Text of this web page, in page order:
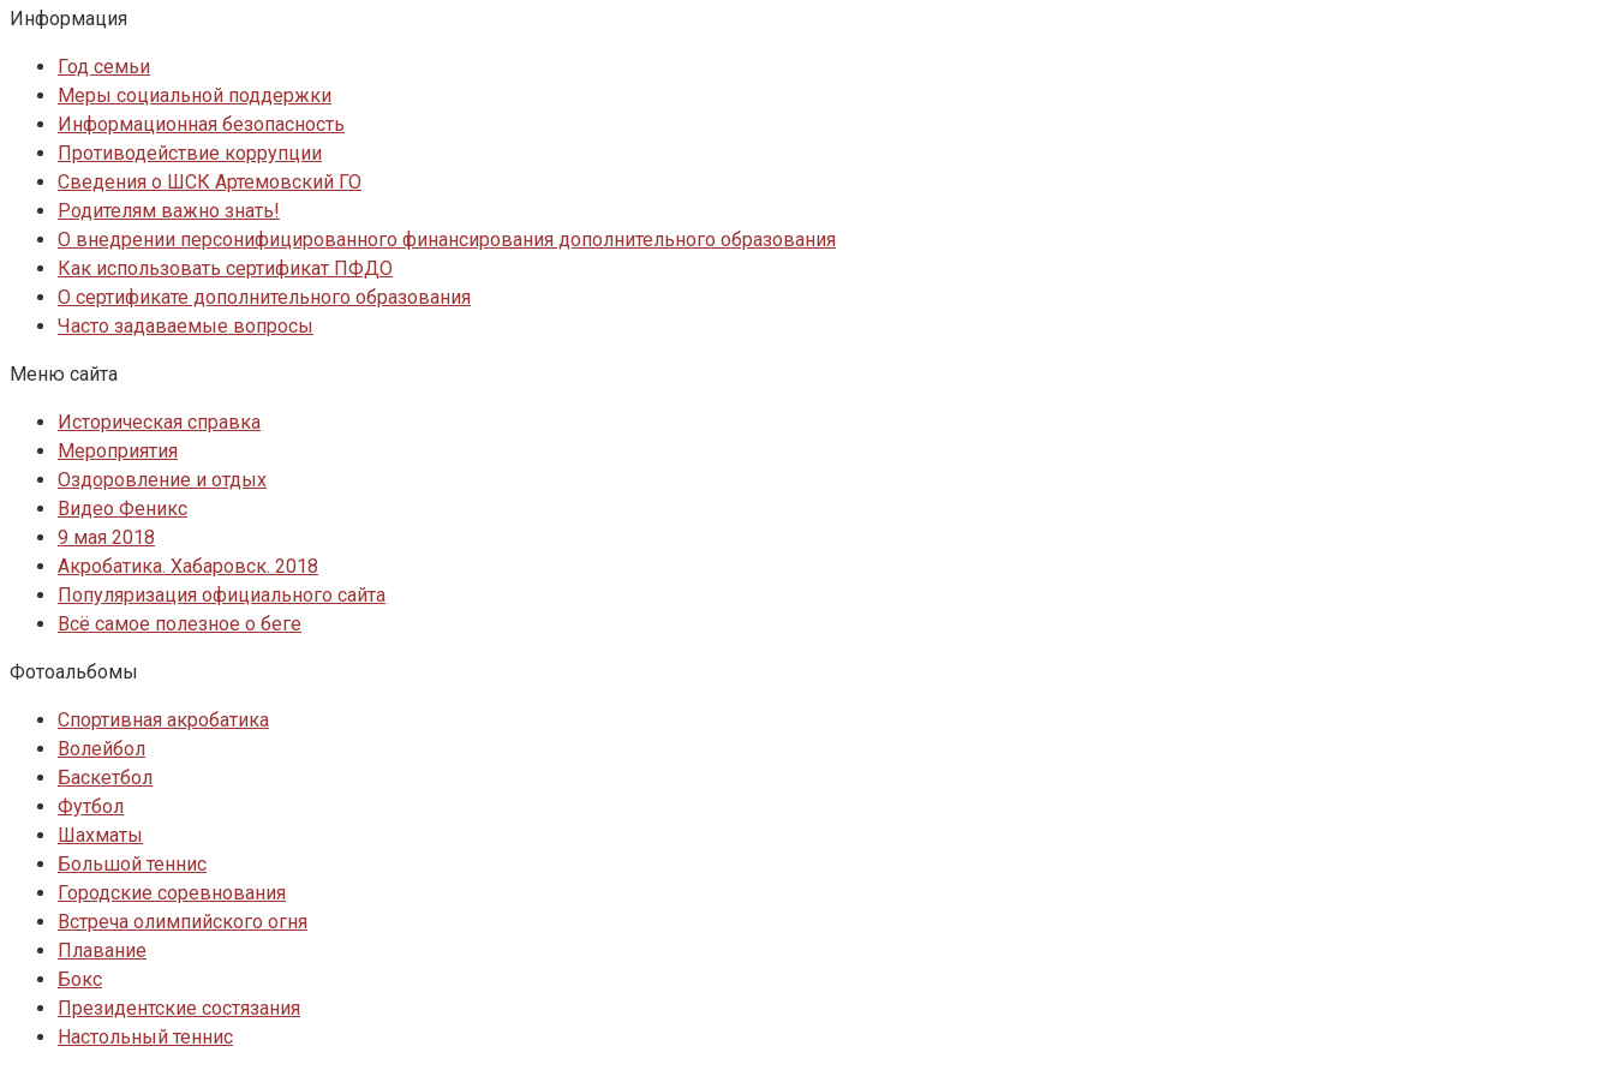
Информация
Год семьи
Меры социальной поддержки
Информационная безопасность
Противодействие коррупции
Сведения о ШСК Артемовский ГО
Родителям важно знать!
О внедрении персонифицированного финансирования дополнительного образования
Как использовать сертификат ПФДО
О сертификате дополнительного образования
Часто задаваемые вопросы
Меню сайта
Историческая справка
Мероприятия
Оздоровление и отдых
Видео Феникс
9 мая 2018
Акробатика. Хабаровск. 2018
Популяризация официального сайта
Всё самое полезное о беге
Фотоальбомы
Спортивная акробатика
Волейбол
Баскетбол
Футбол
Шахматы
Большой теннис
Городские соревнования
Встреча олимпийского огня
Плавание
Бокс
Президентские состязания
Настольный теннис